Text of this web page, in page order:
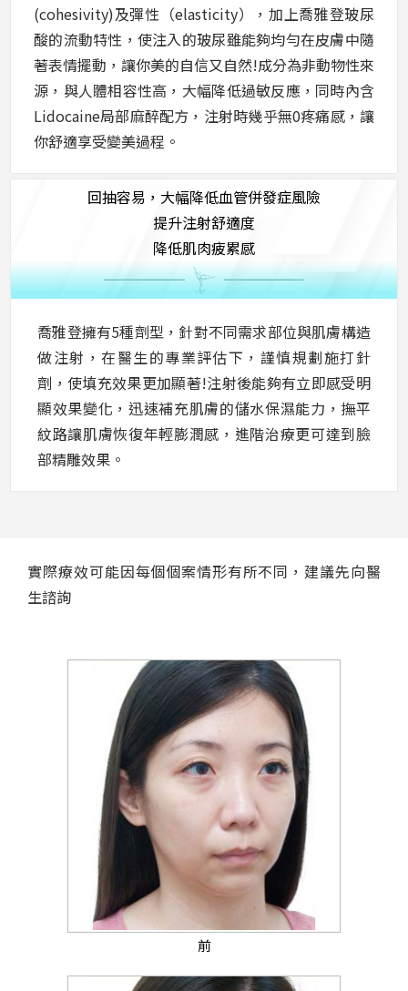
(cohesivity)及彈性（elasticity），加上喬雅登玻尿
酸的流動特性，使注入的玻尿雖能夠均勻在皮膚中隨
著表情擺動，讓你美的自信又自然!成分為非動物性來
源，與人體相容性高，大幅降低過敏反應，同時內含
Lidocaine局部麻醉配方，注射時幾乎無0疼痛感，讓
你舒適享受變美過程。
喬雅登擁有5種劑型，針對不同需求部位與肌膚構造
做注射，在醫生的專業評估下，謹慎規劃施打針
劑，使填充效果更加顯著!注射後能夠有立即感受明
顯效果變化，迅速補充肌膚的儲水保濕能力，撫平
紋路讓肌膚恢復年輕膨潤感，進階治療更可達到臉
部精雕效果。
回抽容易，大幅降低血管併發症風險
提升注射舒適度
降低肌肉疲累感
實際療效可能因每個個案情形有所不同，建議先向醫
生諮詢
前